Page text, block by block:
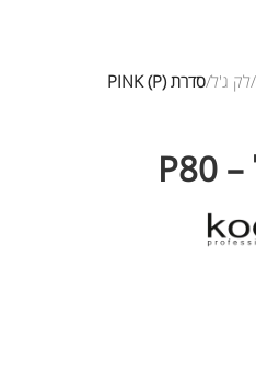
לק ג'ל סדרת PINK (P)